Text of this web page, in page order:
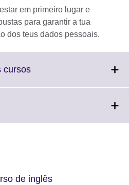
em primeiro lugar e
para garantir a tua
dos teus dados pessoais.
cursosClick
de inglês